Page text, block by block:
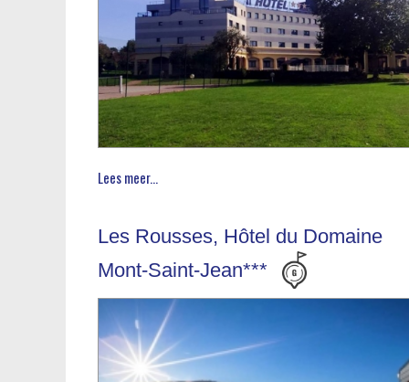
Lees meer...
Les Rousses, Hôtel du Domaine
Mont-Saint-Jean***